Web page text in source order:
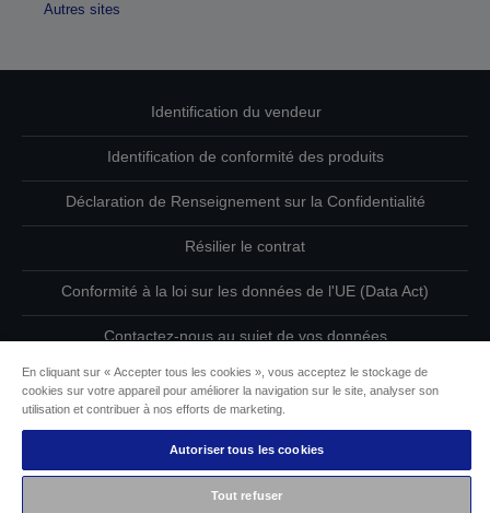
Autres sites
Identification du vendeur
Identification de conformité des produits
Déclaration de Renseignement sur la Confidentialité
Résilier le contrat
Conformité à la loi sur les données de l'UE (Data Act)
Contactez-nous au sujet de vos données
Informations sur les cookies
Copyright © 2026 Seiko Epson
En cliquant sur « Accepter tous les cookies », vous acceptez le stockage de
cookies sur votre appareil pour améliorer la navigation sur le site, analyser son
utilisation et contribuer à nos efforts de marketing.
Autoriser tous les cookies
Tout refuser